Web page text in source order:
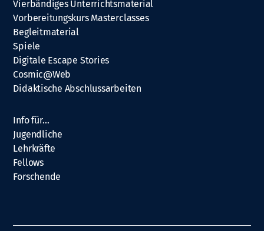
Vierbändiges Unterrichtsmaterial
Vorbereitungskurs Masterclasses
Begleitmaterial
Spiele
Digitale Escape Stories
Cosmic@Web
Didaktische Abschlussarbeiten
Info für…
Jugendliche
Lehrkräfte
Fellows
Forschende